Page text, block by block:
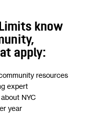
Cómo
del
York
para
siglas en inglés) —uno
a solicitantes
know
apply:
resources
expert
NYC
year